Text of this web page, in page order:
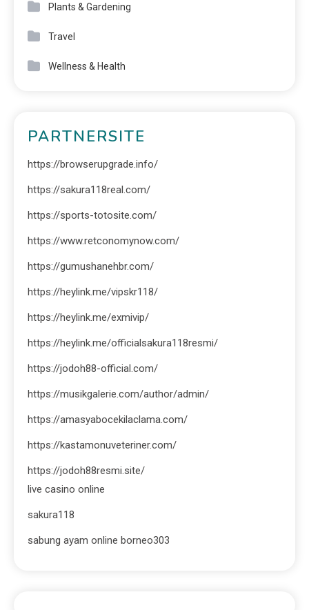
Plants & Gardening
Travel
Wellness & Health
PARTNERSITE
https://browserupgrade.info/
https://sakura118real.com/
https://sports-totosite.com/
https://www.retconomynow.com/
https://gumushanehbr.com/
https://heylink.me/vipskr118/
https://heylink.me/exmivip/
https://heylink.me/officialsakura118resmi/
https://jodoh88-official.com/
https://musikgalerie.com/author/admin/
https://amasyabocekilaclama.com/
https://kastamonuveteriner.com/
https://jodoh88resmi.site/
live casino online
sakura118
sabung ayam online borneo303